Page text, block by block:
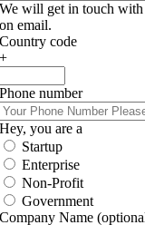
We will get in touch with
on email.
Country code
+
Phone number
Hey, you are a
Startup
Enterprise
Non-Profit
Government
Company Name